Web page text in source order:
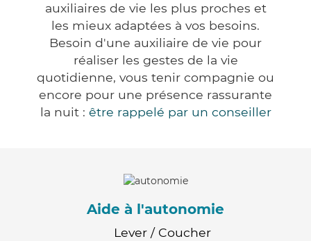
auxiliaires de vie les plus proches et
les mieux adaptées à vos besoins.
Besoin d'une auxiliaire de vie pour
réaliser les gestes de la vie
quotidienne, vous tenir compagnie ou
encore pour une présence rassurante
la nuit : être rappelé par un conseiller
Aide à l'autonomie
Lever / Coucher